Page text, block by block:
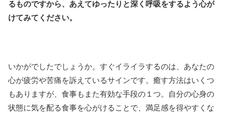
るものですから、あえてゆったりと深く呼吸をするよう心が
けてみてください。
いかがでしたでしょうか。すぐイライラするのは、あなたの
心が疲労や苦痛を訴えているサインです。癒す方法はいくつ
もありますが、食事もまた有効な手段の１つ。自分の心身の
状態に気を配る食事を心がけることで、満足感を得やすくな